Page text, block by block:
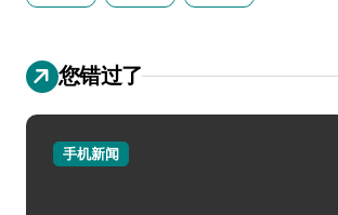
您错过了
手机新闻